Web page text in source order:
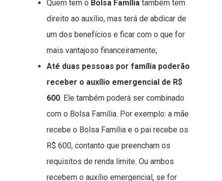
Quem tem o Bolsa Família também tem
direito ao auxílio, mas terá de abdicar de
um dos benefícios e ficar com o que for
mais vantajoso financeiramente;
Até duas pessoas por família poderão
receber o auxílio emergencial de R$
600. Ele também poderá ser combinado
com o Bolsa Família. Por exemplo: a mãe
recebe o Bolsa Família e o pai recebe os
R$ 600, contanto que preencham os
requisitos de renda limite. Ou ambos
recebem o auxílio emergencial, se for